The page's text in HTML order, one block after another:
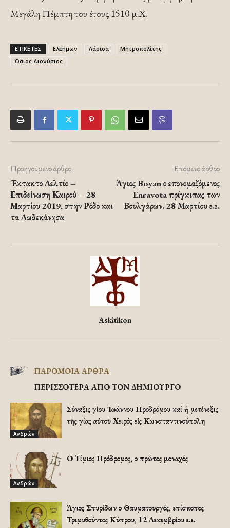
Μεγάλη Πέμπτη του έτους 1510 μ.Χ.
ΕΤΙΚΕΤΕΣ Ελεήμων Λάρισα
Μητροπολίτης
Όσιος Διονύσιος
Προηγούμενο άρθρο
Έκτακτο Δελτίο –
Επιδείνωση Καιρού – 28
Μαρτίου 2019, στην Ρόδο και
τα Δωδεκάνησα
Επόμενο άρθρο
Άγιος Boyan ο επονομαζόμενος
Enravota πρίγκιπας των
Βουλγάρων. 28 Μαρτίου ε.ε.
Askitikon
ΠΑΡΟΜΟΙΑ ΑΡΘΡΑ
ΠΕΡΙΣΣΟΤΕΡΑ ΑΠΟ ΤΟΝ ΔΗΜΙΟΥΡΓΟ
Ανδρών
Σύναξις Ἁγίου Ἰωάννου Προδρόμου καί ἡ μετένεξις
τῆς Ἁγίας αὐτοῦ Χειρός εἰς Κωνσταντινούπολη
Ανδρών
Ο Τίμιος Πρόδρομος, ο πρώτος μοναχός
Άγιος Σπυρίδων ο Θαυματουργός, επίσκοπος
Τριμυθούντος Κύπρου, 12 Δεκεμβρίου ε.ε.